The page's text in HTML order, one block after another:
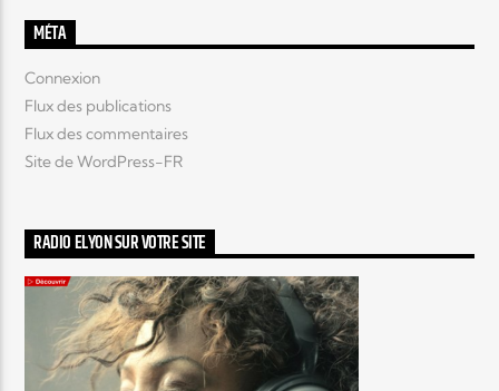
MÉTA
Connexion
Flux des publications
Flux des commentaires
Site de WordPress-FR
RADIO ELYON SUR VOTRE SITE